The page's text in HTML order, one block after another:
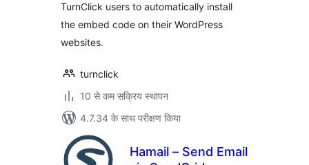
TurnClick users to automatically install
the embed code on their WordPress
websites.
turnclick
10 से कम सक्रिय स्थापन
4.7.34 के साथ परीक्षण किया
Hamail – Send Email